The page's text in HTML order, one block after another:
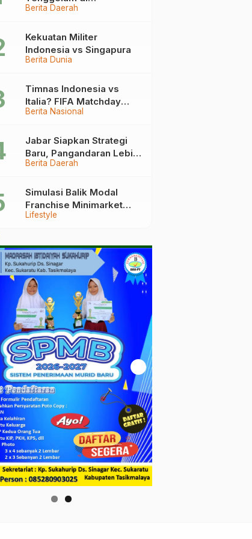
Berita Daerah
Pangandaran Berakhir
Berita Dunia
Kekuatan Militer
Indonesia vs Singapura
Berita Nasional
Timnas Indonesia vs
Italia? FIFA Matchday
2026 Jadi Laga Terbesar
Berita Daerah
Jabar Siapkan Strategi
Baru, Pangandaran Lebih
Mudah Dijangkau
Lifestyle
Simulasi Balik Modal
Franchise Minimarket
2026